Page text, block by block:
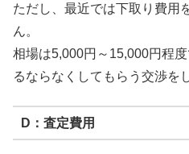
ただし、最近では下取り費用
ん。
相場は5,000円～15,000円程
るならなくしてもらう交渉を
D：査定費用